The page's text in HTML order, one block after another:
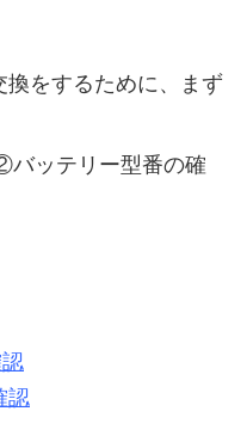
をするために、まず
ッテリー型番の確
認